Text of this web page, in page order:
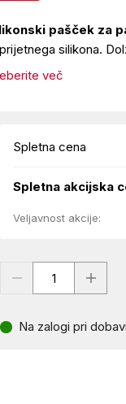
pašček za
silikona.
več
Spletna cena
Spletna akcijska
Veljavnost akcije:
Na zalogi pri